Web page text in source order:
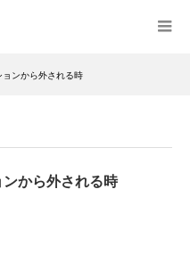
ョンから外される時
から外される時